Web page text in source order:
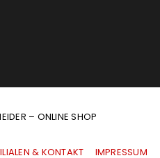
– ONLINE SHOP
& KONTAKT IMPRESSUM